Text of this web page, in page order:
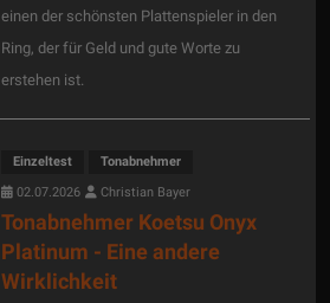
einen der schönsten Plattenspieler in den
Ring, der für Geld und gute Worte zu
erstehen ist.
Einzeltest
Tonabnehmer
02.07.2026
Christian Bayer
Tonabnehmer Koetsu Onyx
Platinum - Eine andere
Wirklichkeit